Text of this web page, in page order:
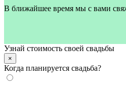
В ближайшее время мы с вами
Узнай стоимость своей свадьбы
×
Когда планируется свадьба?